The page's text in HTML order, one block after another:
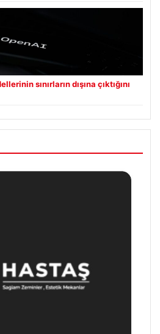
sınırların dışına çıktığını